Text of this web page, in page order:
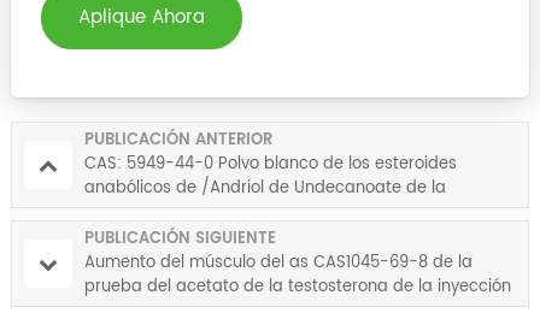
Aplique Ahora
PUBLICACIÓN ANTERIOR
CAS: 5949-44-0 Polvo blanco de los esteroides
anabólicos de /Andriol de Undecanoate de la
testosterona de los esteroides anabólicos
PUBLICACIÓN SIGUIENTE
Aumento del músculo del as CAS1045-69-8 de la
prueba del acetato de la testosterona de la inyección
de esteroides